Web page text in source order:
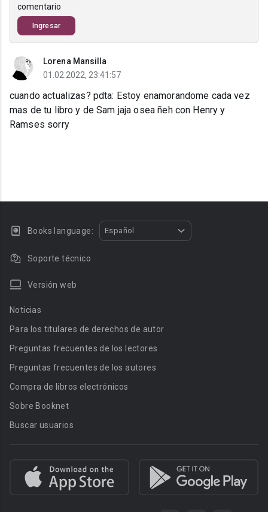
comentario
Ingresar
Lorena Mansilla
01.02.2022, 23:41:57
cuando actualizas? pdta: Estoy enamorandome cada vez
mas de tu libro y de Sam jaja osea ñeh con Henry y
Ramses sorry
Books language: Español
Soporte técnico
Versión web
Noticias
Para los titulares de derechos de autor
Preguntas frecuentes de los lectores
Preguntas frecuentes de los autores
Compra de libros electrónicos
Sobre Booknet
Buscar usuarios